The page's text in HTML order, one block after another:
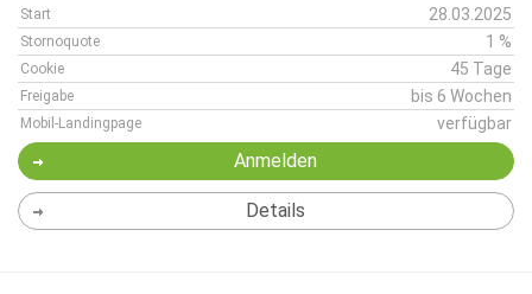
Start 28.03.2025
Stornoquote 1 %
Cookie 45 Tage
Freigabe bis 6 Wochen
Mobil-Landingpage verfügbar
Anmelden
Details